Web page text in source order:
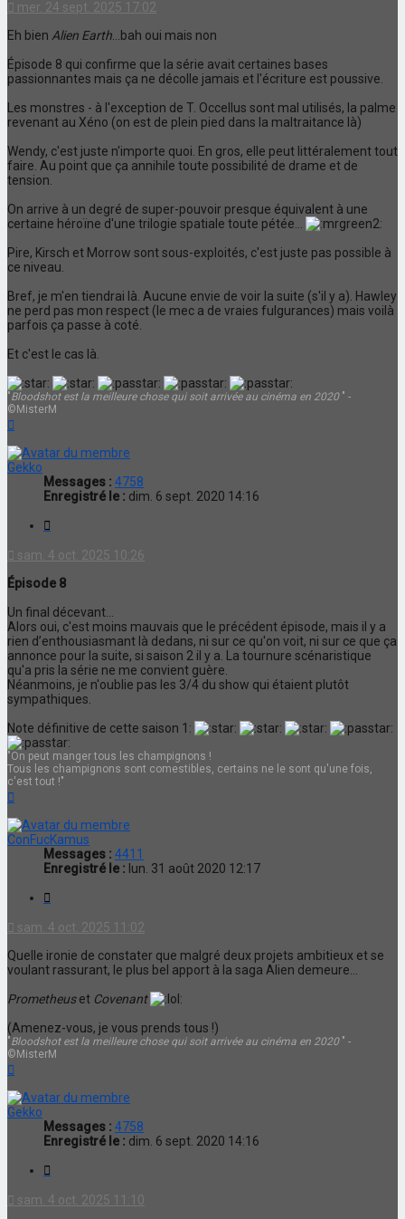
mer. 24 sept. 2025 17:02
Eh bien Alien Earth ...bah oui mais non
Épisode 8 qui confirme que la série avait certaines bases
passionnantes mais ça ne décolle jamais et l'écriture est poussive.
Les monstres - à l'exception de T. Occellus sont mal utilisés, la palme
revenant au Xéno (on est de plein pied dans la maltraitance là)
Wendy, c'est juste n'importe quoi. En gros, elle peut littéralement tout
faire. Au point que ça annihile toute possibilité de drame et de
tension.
On arrive à un degré de super-pouvoir presque équivalent à une
certaine héroïne d'une trilogie spatiale toute pétée...
Pire, Kirsch et Morrow sont sous-exploités, c'est juste pas possible à
ce niveau.
Bref, je m'en tiendrai là. Aucune envie de voir la suite (s'il y a). Hawley
ne perd pas mon respect (le mec a de vraies fulgurances) mais voilà
parfois ça passe à coté.
Et c'est le cas là.
"Bloodshot est la meilleure chose qui soit arrivée au cinéma en 2020 " -
©MisterM
Gekko
Messages : 4758
Enregistré le : dim. 6 sept. 2020 14:16
sam. 4 oct. 2025 10:26
Épisode 8
Un final décevant...
Alors oui, c'est moins mauvais que le précédent épisode, mais il y a
rien d’enthousiasmant là dedans, ni sur ce qu'on voit, ni sur ce que ça
annonce pour la suite, si saison 2 il y a. La tournure scénaristique
qu'a pris la série ne me convient guère.
Néanmoins, je n'oublie pas les 3/4 du show qui étaient plutôt
sympathiques.
Note définitive de cette saison 1:
"On peut manger tous les champignons !
Tous les champignons sont comestibles, certains ne le sont qu'une fois,
c'est tout !"
ConFucKamus
Messages : 4411
Enregistré le : lun. 31 août 2020 12:17
sam. 4 oct. 2025 11:02
Quelle ironie de constater que malgré deux projets ambitieux et se
voulant rassurant, le plus bel apport à la saga Alien demeure...
Prometheuset Covenant
(Amenez-vous, je vous prends tous !)
"Bloodshot est la meilleure chose qui soit arrivée au cinéma en 2020 " -
©MisterM
Gekko
Messages : 4758
Enregistré le : dim. 6 sept. 2020 14:16
sam. 4 oct. 2025 11:10